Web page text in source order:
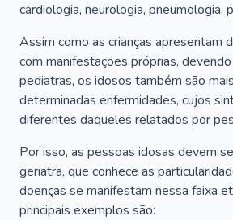
cardiologia, neurologia, pneumologia,
Assim como as crianças apresentam
com manifestações próprias,
pediatras, os idosos também são
determinadas enfermidades, cujos
diferentes daqueles relatados por
Por isso, as pessoas idosas devem
geriatra, que conhece as
doenças se manifestam nessa faixa
principais exemplos são: